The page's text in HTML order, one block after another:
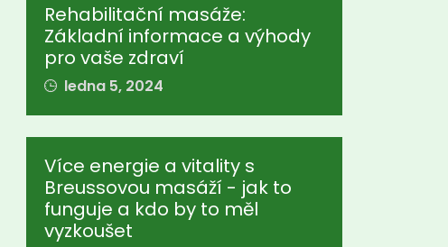
Rehabilitační masáže:
Základní informace a výhody
pro vaše zdraví
ledna 5, 2024
Více energie a vitality s
Breussovou masáží - jak to
funguje a kdo by to měl
vyzkoušet